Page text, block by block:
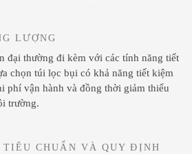
LƯỢNG
đại thường đi kèm với các tính năng tiết
chọn túi lọc bụi có khả năng tiết kiệm
phí vận hành và đồng thời giảm thiểu
trường.
CHUẨN VÀ QUY ĐỊNH